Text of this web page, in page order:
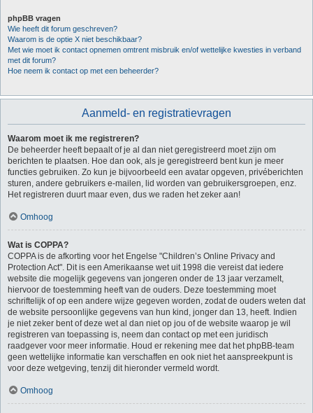
phpBB vragen
Wie heeft dit forum geschreven?
Waarom is de optie X niet beschikbaar?
Met wie moet ik contact opnemen omtrent misbruik en/of wettelijke kwesties in verband
met dit forum?
Hoe neem ik contact op met een beheerder?
Aanmeld- en registratievragen
Waarom moet ik me registreren?
De beheerder heeft bepaalt of je al dan niet geregistreerd moet zijn om
berichten te plaatsen. Hoe dan ook, als je geregistreerd bent kun je meer
functies gebruiken. Zo kun je bijvoorbeeld een avatar opgeven, privéberichten
sturen, andere gebruikers e-mailen, lid worden van gebruikersgroepen, enz.
Het registreren duurt maar even, dus we raden het zeker aan!
Omhoog
Wat is COPPA?
COPPA is de afkorting voor het Engelse "Children’s Online Privacy and
Protection Act". Dit is een Amerikaanse wet uit 1998 die vereist dat iedere
website die mogelijk gegevens van jongeren onder de 13 jaar verzamelt,
hiervoor de toestemming heeft van de ouders. Deze toestemming moet
schriftelijk of op een andere wijze gegeven worden, zodat de ouders weten dat
de website persoonlijke gegevens van hun kind, jonger dan 13, heeft. Indien
je niet zeker bent of deze wet al dan niet op jou of de website waarop je wil
registreren van toepassing is, neem dan contact op met een juridisch
raadgever voor meer informatie. Houd er rekening mee dat het phpBB-team
geen wettelijke informatie kan verschaffen en ook niet het aanspreekpunt is
voor deze wetgeving, tenzij dit hieronder vermeld wordt.
Omhoog